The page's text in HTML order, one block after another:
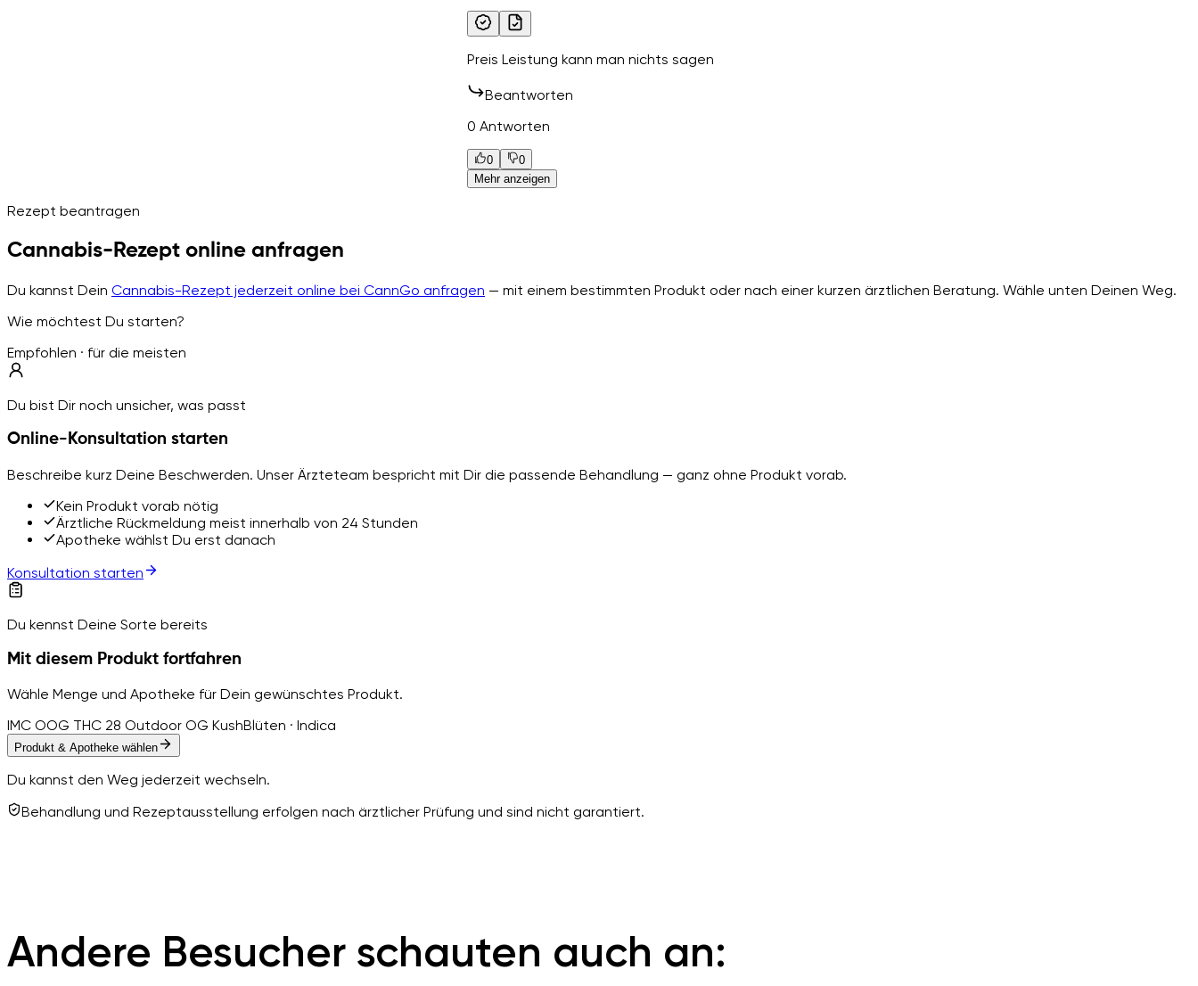
Preis Leistung kann man nichts sagen
Beantworten
0 Antworten
0
0
Mehr anzeigen
Rezept beantragen
Cannabis-Rezept online anfragen
Du kannst Dein Cannabis-Rezept jederzeit online bei CannGo anfragen — mit einem bestimmten Produkt oder nach einer kurzen ärztlichen Beratung. Wähle unten Deinen Weg.
Wie möchtest Du starten?
Empfohlen · für die meisten
Du bist Dir noch unsicher, was passt
Online-Konsultation starten
Beschreibe kurz Deine Beschwerden. Unser Ärzteteam bespricht mit Dir die passende Behandlung — ganz ohne Produkt vorab.
Kein Produkt vorab nötig
Ärztliche Rückmeldung meist innerhalb von 24 Stunden
Apotheke wählst Du erst danach
Konsultation starten
Du kennst Deine Sorte bereits
Mit diesem Produkt fortfahren
Wähle Menge und Apotheke für Dein gewünschtes Produkt.
IMC OOG THC 28 Outdoor OG KushBlüten · Indica
Produkt & Apotheke wählen
Du kannst den Weg jederzeit wechseln.
Behandlung und Rezeptausstellung erfolgen nach ärztlicher Prüfung und sind nicht garantiert.
Andere Besucher schauten auch an: